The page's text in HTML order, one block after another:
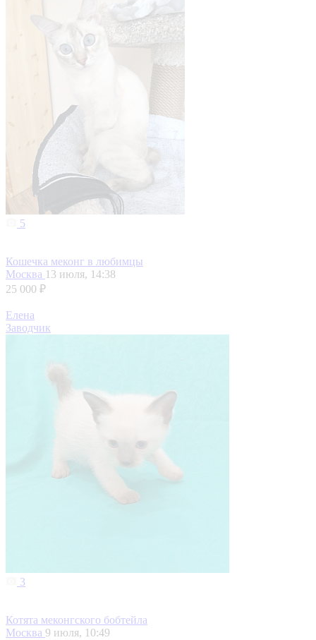
5
Кошечка меконг в любимцы
Москва 13 июля, 14:38
25 000 ₽
Елена
Заводчик
3
Котята меконгского бобтейла
Москва 9 июля, 10:49